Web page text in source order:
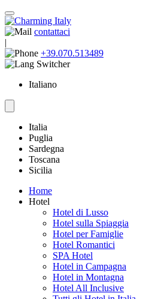
contattaci
|
+39.070.513489
Italiano
Italia
Puglia
Sardegna
Toscana
Sicilia
Home
Hotel
Hotel di Lusso
Hotel sulla Spiaggia
Hotel per Famiglie
Hotel Romantici
SPA Hotel
Hotel in Campagna
Hotel in Montagna
Hotel All Inclusive